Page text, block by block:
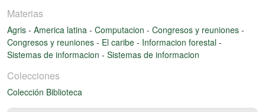
Materias
Agris - America latina - Computacion - Congresos y reuniones -
Congresos y reuniones - El caribe - Informacion forestal -
Sistemas de informacion - Sistemas de informacion
Colecciones
Colección Biblioteca